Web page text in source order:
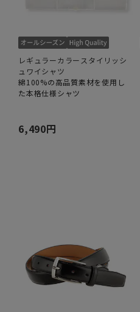
レギュラーカラースタイリッシ
ュワイシャツ
綿100%の高品質素材を使用し
た本格仕様シャツ
6,490円